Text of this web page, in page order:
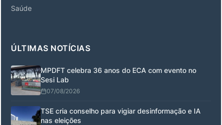
Saúde
ÚLTIMAS NOTÍCIAS
MPDFT celebra 36 anos do ECA com evento no
Sesi Lab
07/08/2026
TSE cria conselho para vigiar desinformação e IA
nas eleições